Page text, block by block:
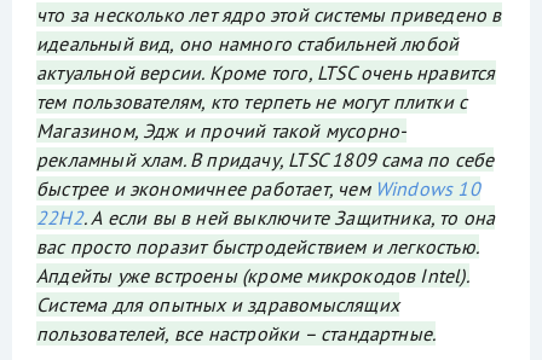
что за несколько лет ядро этой системы приведено в
идеальный вид, оно намного стабильней любой
актуальной версии. Кроме того, LTSC очень нравится
тем пользователям, кто терпеть не могут плитки с
Магазином, Эдж и прочий такой мусорно-
рекламный хлам. В придачу, LTSC 1809 сама по себе
быстрее и экономичнее работает, чем Windows 10
22H2. А если вы в ней выключите Защитника, то она
вас просто поразит быстродействием и легкостью.
Апдейты уже встроены (кроме микрокодов Intel).
Система для опытных и здравомыслящих
пользователей, все настройки – стандартные.